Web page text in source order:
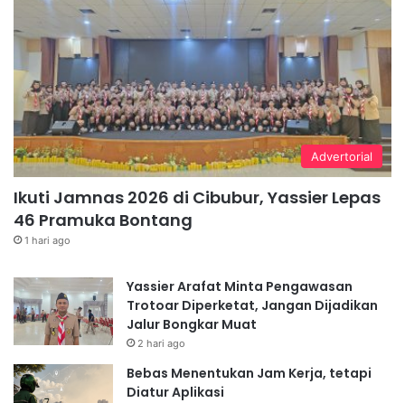
Advertorial
Ikuti Jamnas 2026 di Cibubur, Yassier Lepas
46 Pramuka Bontang
1 hari ago
Yassier Arafat Minta Pengawasan
Trotoar Diperketat, Jangan Dijadikan
Jalur Bongkar Muat
2 hari ago
Bebas Menentukan Jam Kerja, tetapi
Diatur Aplikasi